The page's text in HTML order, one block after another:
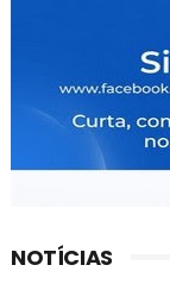
NOTÍCIAS